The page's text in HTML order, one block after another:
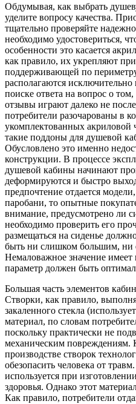
Обдумывая, как выбрать
уделите вопросу качества.
тщательно проверяйте
необходимо удостовериться,
особенности это касается
как правило, их укрепляют
поддерживающей по
располагаются
поиске ответа на вопрос о
отзывы играют далеко не
потребители разочарованы в
укомплектованных акриловой
такие поддоны для душевой
Обусловлено это именно
конструкции. В процессе
душевой кабины начинают
деформируются и быстро
предпочтение отдается
паробани, то опытные
внимание, предусмотрено ли
необходимо проверить его
размещаться на сиденье
быть ни слишком большим, ни
Немаловажное значение имеет
параметр должен быть
Большая часть элементов
Створки, как правило,
закаленного стекла
материал, по словам
поскольку практически не
механическим повреждениям.
производстве створок
обезопасить человека от
используется при
здоровья. Однако этот
Как правило, потребители